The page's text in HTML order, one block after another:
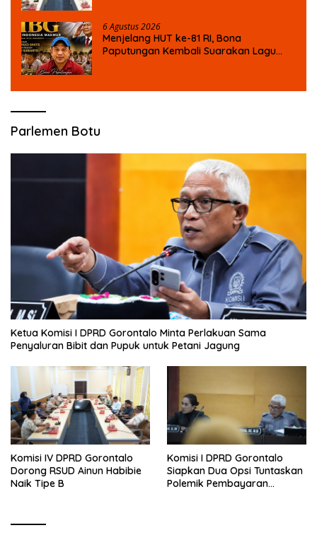
6 Agustus 2026
Menjelang HUT ke-81 RI, Bona
Paputungan Kembali Suarakan Lagu
Parlemen Botu
Ketua Komisi I DPRD Gorontalo Minta Perlakuan Sama
Penyaluran Bibit dan Pupuk untuk Petani Jagung
Komisi IV DPRD Gorontalo
Dorong RSUD Ainun Habibie
Naik Tipe B
Komisi I DPRD Gorontalo
Siapkan Dua Opsi Tuntaskan
Polemik Pembayaran